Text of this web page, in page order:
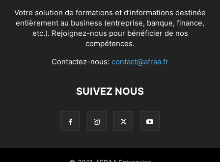
Votre solution de formations et d’informations destinée
entièrement au business (entreprise, banque, finance,
etc.). Rejoignez-nous pour bénéficier de nos
compétences.
Contactez-nous: contact@afraa.fr
SUIVEZ NOUS